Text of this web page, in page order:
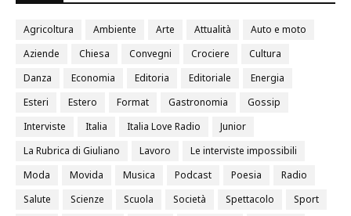
Agricoltura Ambiente Arte Attualità
Auto e moto
Aziende
Chiesa Convegni Crociere
Cultura
Danza
Economia Editoria Editoriale
Energia
Esteri
Estero Format Gastronomia
Gossip
Interviste
Italia Italia Love Radio
Junior
La Rubrica di Giuliano
Lavoro
Le interviste impossibili
Moda
Movida Musica Podcast Poesia
Radio
Salute
Scienze Scuola Società Spettacolo
Sport